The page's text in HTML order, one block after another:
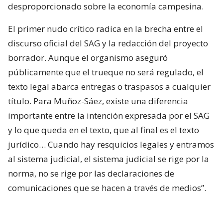
desproporcionado sobre la economía campesina.
El primer nudo crítico radica en la brecha entre el
discurso oficial del SAG y la redacción del proyecto
borrador. Aunque el organismo aseguró
públicamente que el trueque no será regulado, el
texto legal abarca entregas o traspasos a cualquier
título. Para Muñoz-Sáez, existe una diferencia
importante entre la intención expresada por el SAG
y lo que queda en el texto, que al final es el texto
jurídico… Cuando hay resquicios legales y entramos
al sistema judicial, el sistema judicial se rige por la
norma, no se rige por las declaraciones de
comunicaciones que se hacen a través de medios”.